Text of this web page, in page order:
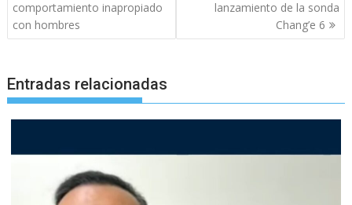
entradas
comportamiento inapropiado
con hombres
lanzamiento de la sonda
Chang’e 6
Entradas relacionadas